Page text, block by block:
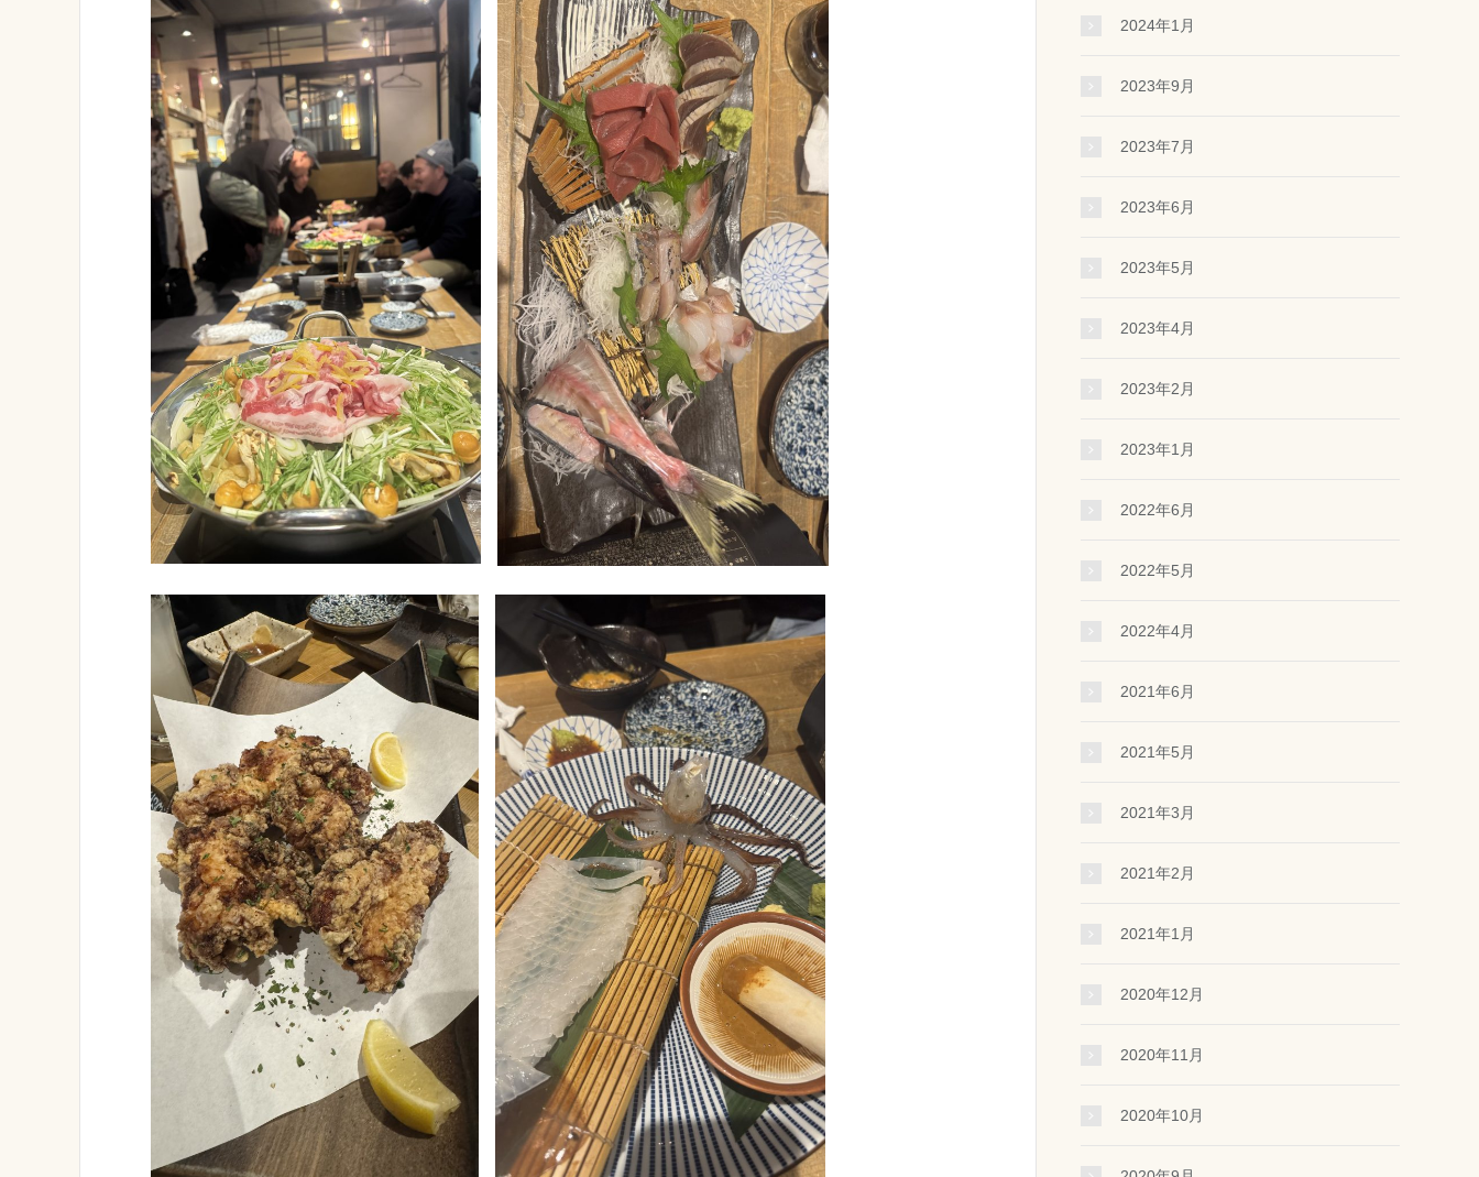
2024年1月
2023年9月
2023年7月
2023年6月
2023年5月
2023年4月
2023年2月
2023年1月
2022年6月
2022年5月
2022年4月
2021年6月
2021年5月
2021年3月
2021年2月
2021年1月
2020年12月
2020年11月
2020年10月